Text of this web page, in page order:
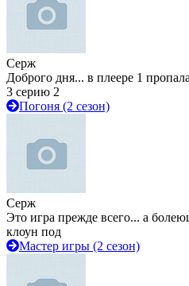
Серж
Доброго дня... в плеере 1
3 серию 2
Погоня (2 сезон)
Серж
Это игра прежде всего... а
клоун под
Мастер игры (2 сезон)